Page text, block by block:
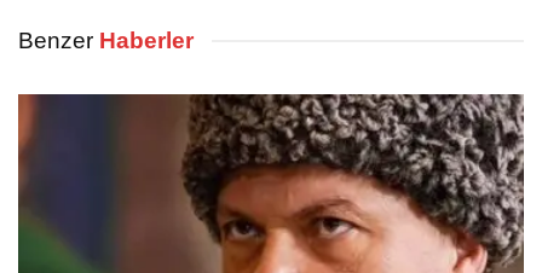
Benzer Haberler